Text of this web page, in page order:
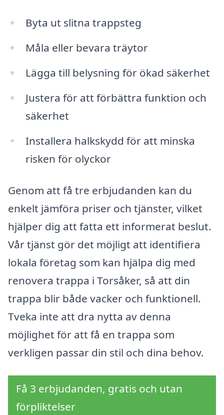
Byta ut slitna trappsteg
Måla eller bevara träytor
Lägga till belysning för ökad säkerhet
Justera för att förbättra funktion och
säkerhet
Installera halkskydd för att minska
risken för olyckor
Genom att få tre erbjudanden kan du
enkelt jämföra priser och tjänster, vilket
hjälper dig att fatta ett informerat beslut.
Vår tjänst gör det möjligt att identifiera
lokala företag som kan hjälpa dig med
renovera trappa i Torsåker, så att din
trappa blir både vacker och funktionell.
Tveka inte att dra nytta av denna
möjlighet för att få en trappa som
verkligen passar din stil och dina behov.
Få 3 erbjudanden, gratis och utan
förpliktelser